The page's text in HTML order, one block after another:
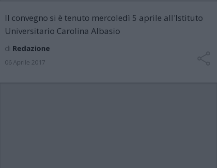
Il convegno si è tenuto mercoledì 5 aprile all'Istituto
Universitario Carolina Albasio
di Redazione
06 Aprile 2017